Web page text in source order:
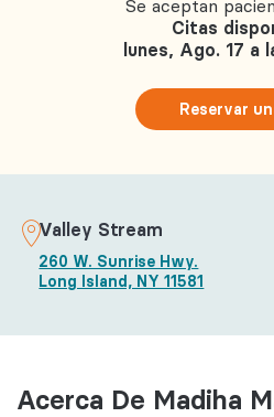
Se aceptan
Citas
lunes, Ago. 17 a
Reservar
Valley Stream
260 W. Sunrise Hwy.
Long Island, NY 11581
Acerca De Madiha